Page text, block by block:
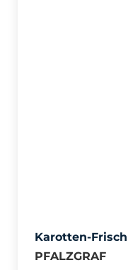
Karotten-
PFALZGRAF